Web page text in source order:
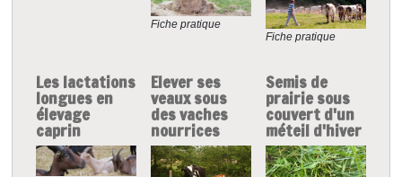
Fiche pratique
Fiche pratique
Les lactations
longues en
élevage
caprin
Elever ses
veaux sous
des vaches
nourrices
Semis de
prairie sous
couvert d'un
méteil d'hiver